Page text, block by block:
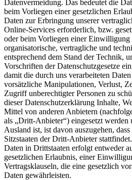
Datenvermeidung. Das bedeutet die
beim Vorliegen einer gesetzlichen
Daten zur Erbringung unserer
Online-Services erforderlich, bzw.
oder beim Vorliegen einer Einwilligung
organisatorische, vertragliche und
entsprechend dem Stand der Technik,
Vorschriften der Datenschutzgesetze
damit die durch uns verarbeiteten
vorsätzliche Manipulationen, Verlust,
Zugriff unberechtigter Personen zu
dieser Datenschutzerklärung Inhalte,
Mittel von anderen Anbietern
als „Dritt-Anbieter“) eingesetzt werden
Ausland ist, ist davon auszugehen,
Sitzstaaten der Dritt-Anbieter
Daten in Drittstaaten erfolgt entweder
gesetzlichen Erlaubnis, einer
Vertragsklauseln, die eine gesetzlich
Daten gewährleisten.